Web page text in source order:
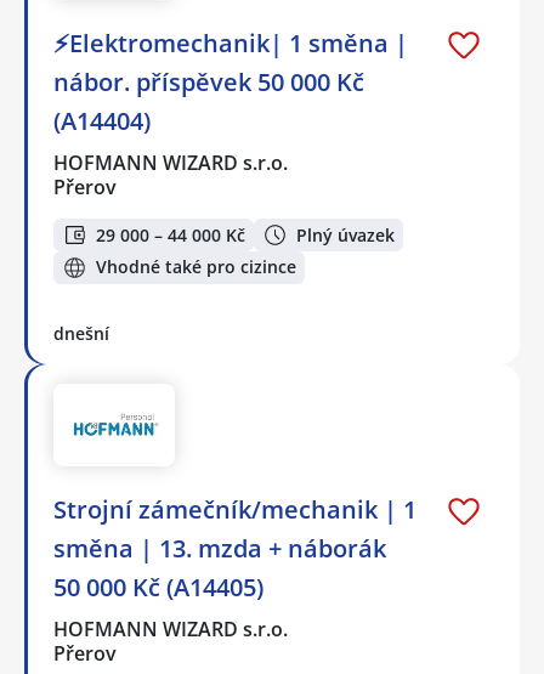
⚡Elektromechanik| 1 směna |
nábor. příspěvek 50 000 Kč
(A14404)
HOFMANN WIZARD s.r.o.
Přerov
29 000 – 44 000 Kč
Plný úvazek
Vhodné také pro cizince
dnešní
Strojní zámečník/mechanik | 1
směna | 13. mzda + náborák
50 000 Kč (A14405)
HOFMANN WIZARD s.r.o.
Přerov